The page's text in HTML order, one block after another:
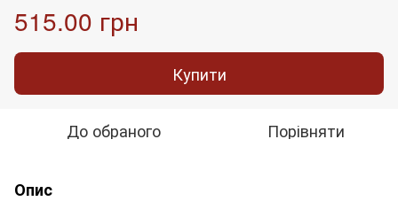
515.00 грн
Купити
До обраного Порівняти
Опис